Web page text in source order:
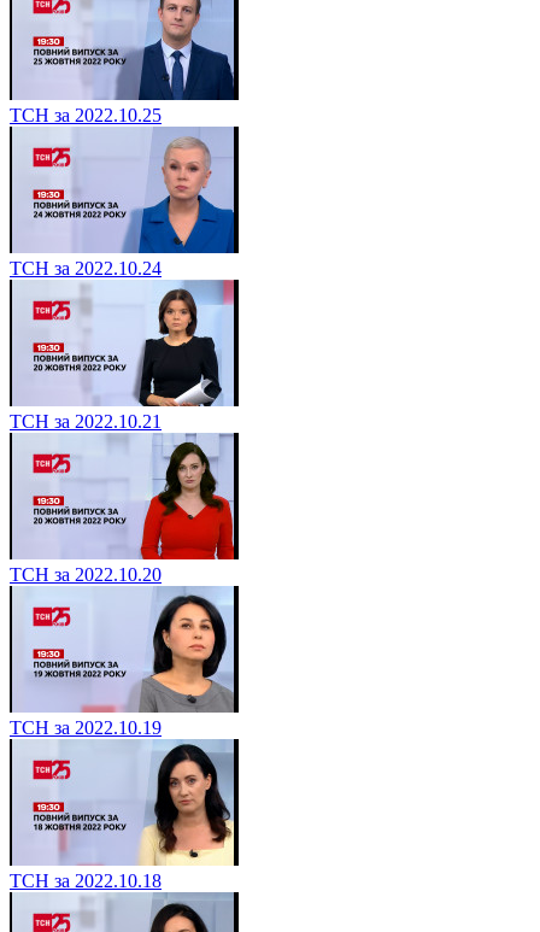
ТСН за 2022.10.25
ТСН за 2022.10.24
ТСН за 2022.10.21
ТСН за 2022.10.20
ТСН за 2022.10.19
ТСН за 2022.10.18